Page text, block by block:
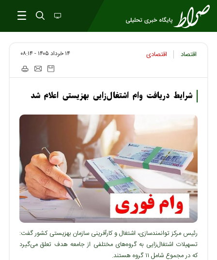
اقتصاد اقتصادی ۱۴ خرداد ۱۴۰۵ - ۰۸:۱۴
شرایط دریافت وام اشتغال‌زایی بهزیستی اعلام شد
رئیس مرکز توانمندسازی، اشتغال و کارآفرینی سازمان بهزیستی کشور گفت:
تسهیلات اشتغال‌زایی به گروه‌های مختلفی از جامعه هدف تعلق می‌گیرد
که در مجموع شامل ۱۱ گروه هستند.